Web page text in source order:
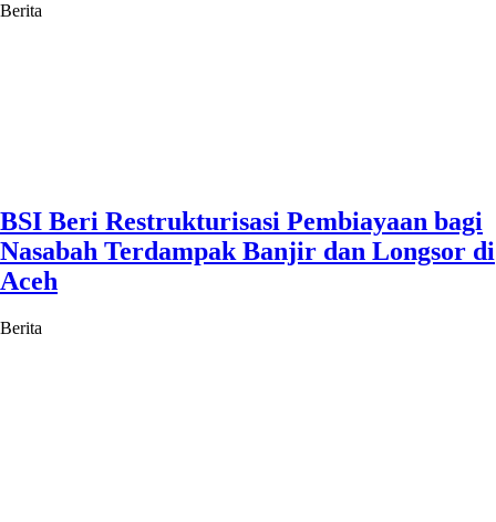
Berita
BSI Beri Restrukturisasi Pembiayaan bagi
Nasabah Terdampak Banjir dan Longsor di
Aceh
Berita